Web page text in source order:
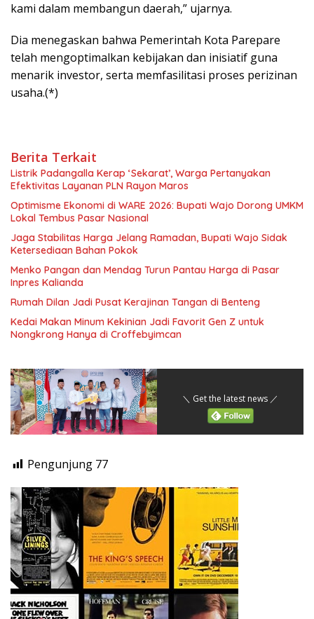
kami dalam membangun daerah,” ujarnya.
Dia menegaskan bahwa Pemerintah Kota Parepare
telah mengoptimalkan kebijakan dan inisiatif guna
menarik investor, serta memfasilitasi proses perizinan
usaha.(*)
Berita Terkait
Listrik Padangalla Kerap ‘Sekarat’, Warga Pertanyakan
Efektivitas Layanan PLN Rayon Maros
Optimisme Ekonomi di WARE 2026: Bupati Wajo Dorong UMKM
Lokal Tembus Pasar Nasional
Jaga Stabilitas Harga Jelang Ramadan, Bupati Wajo Sidak
Ketersediaan Bahan Pokok
Menko Pangan dan Mendag Turun Pantau Harga di Pasar
Inpres Kalianda
Rumah Dilan Jadi Pusat Kerajinan Tangan di Benteng
Kedai Makan Minum Kekinian Jadi Favorit Gen Z untuk
Nongkrong Hanya di Croffebyimcan
＼ Get the latest news ／
Pengunjung 77